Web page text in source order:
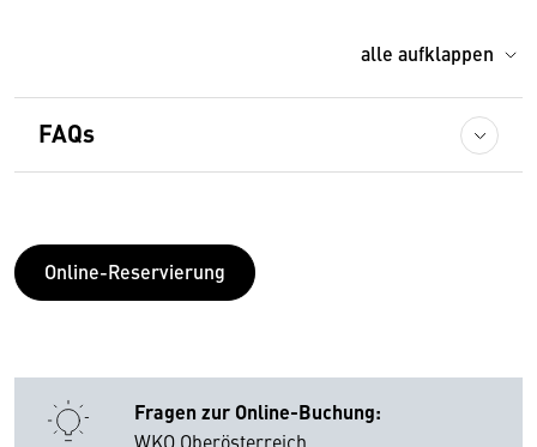
alle aufklappen
FAQs
Online-Reservierung
Fragen zur Online-Buchung:
WKO Oberösterreich